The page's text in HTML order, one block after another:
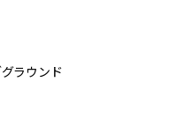
ラウンド